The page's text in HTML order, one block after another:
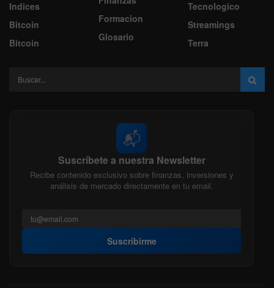
Indices
Bitcoin
Bitcoin
Formacion
Glosario
Tecnologico
Streamings
Terra
📬
Suscríbete a nuestra Newsletter
Recibe contenido exclusivo sobre finanzas, inversiones y
análisis de mercado directamente en tu email.
Suscribirme